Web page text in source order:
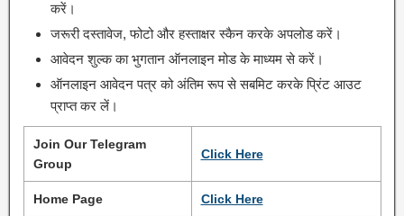
करें।
जरूरी दस्तावेज, फोटो और हस्ताक्षर स्कैन करके अपलोड करें।
आवेदन शुल्क का भुगतान ऑनलाइन मोड के माध्यम से करें।
ऑनलाइन आवेदन पत्र को अंतिम रूप से सबमिट करके प्रिंट आउट
प्राप्त कर लें।
Join Our Telegram
Group
Click Here
Home Page Click Here